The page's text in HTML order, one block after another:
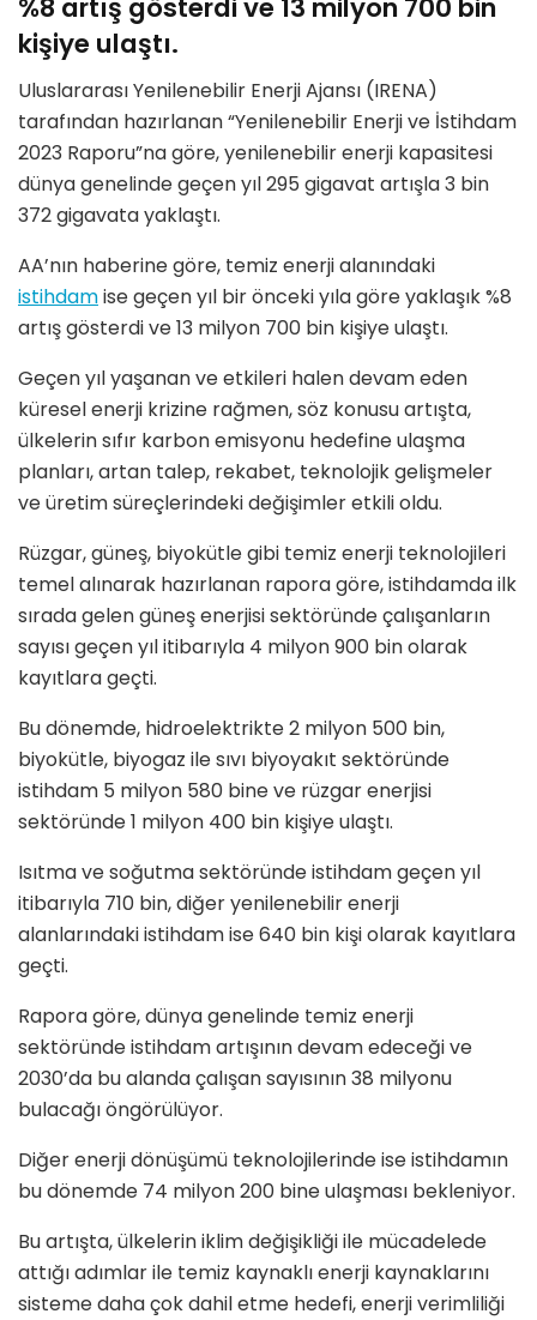
%8 artış gösterdi ve 13 milyon 700 bin
kişiye ulaştı.
Uluslararası Yenilenebilir Enerji Ajansı (IRENA)
tarafından hazırlanan “Yenilenebilir Enerji ve İstihdam
2023 Raporu”na göre, yenilenebilir enerji kapasitesi
dünya genelinde geçen yıl 295 gigavat artışla 3 bin
372 gigavata yaklaştı.
AA’nın haberine göre, temiz enerji alanındaki
istihdamise geçen yıl bir önceki yıla göre yaklaşık %8
artış gösterdi ve 13 milyon 700 bin kişiye ulaştı.
Geçen yıl yaşanan ve etkileri halen devam eden
küresel enerji krizine rağmen, söz konusu artışta,
ülkelerin sıfır karbon emisyonu hedefine ulaşma
planları, artan talep, rekabet, teknolojik gelişmeler
ve üretim süreçlerindeki değişimler etkili oldu.
Rüzgar, güneş, biyokütle gibi temiz enerji teknolojileri
temel alınarak hazırlanan rapora göre, istihdamda ilk
sırada gelen güneş enerjisi sektöründe çalışanların
sayısı geçen yıl itibarıyla 4 milyon 900 bin olarak
kayıtlara geçti.
Bu dönemde, hidroelektrikte 2 milyon 500 bin,
biyokütle, biyogaz ile sıvı biyoyakıt sektöründe
istihdam 5 milyon 580 bine ve rüzgar enerjisi
sektöründe 1 milyon 400 bin kişiye ulaştı.
Isıtma ve soğutma sektöründe istihdam geçen yıl
itibarıyla 710 bin, diğer yenilenebilir enerji
alanlarındaki istihdam ise 640 bin kişi olarak kayıtlara
geçti.
Rapora göre, dünya genelinde temiz enerji
sektöründe istihdam artışının devam edeceği ve
2030’da bu alanda çalışan sayısının 38 milyonu
bulacağı öngörülüyor.
Diğer enerji dönüşümü teknolojilerinde ise istihdamın
bu dönemde 74 milyon 200 bine ulaşması bekleniyor.
Bu artışta, ülkelerin iklim değişikliği ile mücadelede
attığı adımlar ile temiz kaynaklı enerji kaynaklarını
sisteme daha çok dahil etme hedefi, enerji verimliliği